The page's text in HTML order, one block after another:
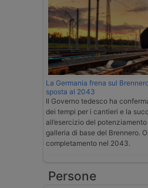
La Germania frena sul
sposta al 2043
Il Governo tedesco ha
dei tempi per i cantieri e la
all’esercizio del
galleria di base del Brennero.
completamento nel 2043.
Persone